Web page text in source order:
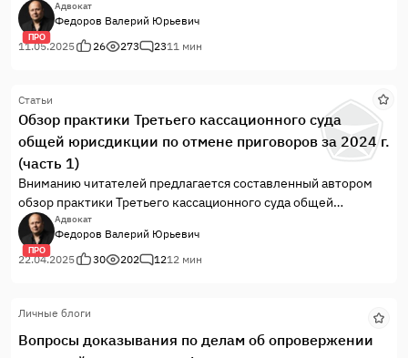
ПРО
Адвокат
Федоров Валерий Юрьевич
11.05.2025
26 273 2311 мин
Статьи
Обзор практики Третьего кассационного суда
общей юрисдикции по отмене приговоров за 2024 г.
(часть 1)
Вниманию читателей предлагается составленный автором
обзор практики Третьего кассационного суда общей
юрисдикции по отмене приговоров за 2024 год
ПРО
Адвокат
Федоров Валерий Юрьевич
22.04.2025
30 202 1212 мин
Личные блоги
Вопросы доказывания по делам об опровержении